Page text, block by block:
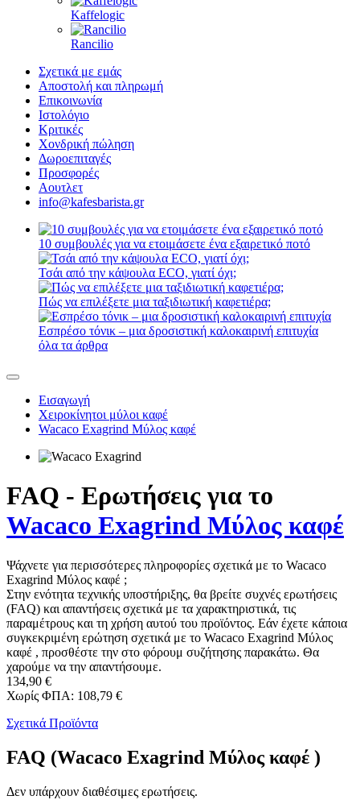
Kaffelogic
Rancilio
Σχετικά με εμάς
Αποστολή και πληρωμή
Επικοινωνία
Ιστολόγιο
Κριτικές
Χονδρική πώληση
Δωροεπιταγές
Προσφορές
Αουτλετ
info@kafesbarista.gr
10 συμβουλές για να ετοιμάσετε ένα εξαιρετικό ποτό
Τσάι από την κάψουλα ECO, γιατί όχι;
Πώς να επιλέξετε μια ταξιδιωτική καφετιέρα;
Εσπρέσο τόνικ – μια δροσιστική καλοκαιρινή επιτυχία
όλα τα άρθρα
Εισαγωγή
Χειροκίνητοι μύλοι καφέ
Wacaco Exagrind Μύλος καφέ
FAQ - Ερωτήσεις για το
Wacaco Exagrind Μύλος καφέ
Ψάχνετε για περισσότερες πληροφορίες σχετικά με το Wacaco
Exagrind Μύλος καφέ ;
Στην ενότητα τεχνικής υποστήριξης, θα βρείτε συχνές ερωτήσεις
(FAQ) και απαντήσεις σχετικά με τα χαρακτηριστικά, τις
παραμέτρους και τη χρήση αυτού του προϊόντος. Εάν έχετε κάποια
συγκεκριμένη ερώτηση σχετικά με το Wacaco Exagrind Μύλος
καφέ , προσθέστε την στο φόρουμ συζήτησης παρακάτω. Θα
χαρούμε να την απαντήσουμε.
134,90 €
Χωρίς ΦΠΑ: 108,79 €
Σχετικά Προϊόντα
FAQ (Wacaco Exagrind Μύλος καφέ )
Δεν υπάρχουν διαθέσιμες ερωτήσεις.